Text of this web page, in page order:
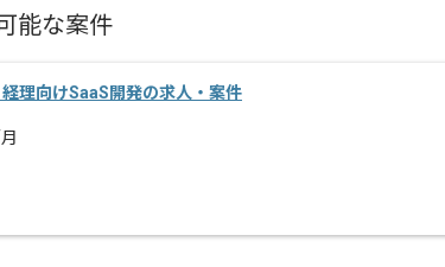
能な案件
理向けSaaS開発の求人・案件